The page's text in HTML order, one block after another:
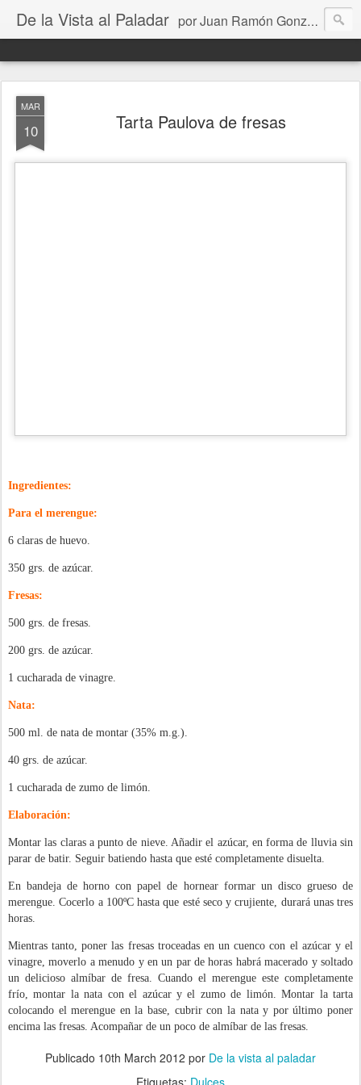
De la Vista al Paladar por Juan Ramón González
MAR
10 Tarta Paulova de fresas
Ingredientes:
Para el merengue:
6 claras de huevo.
350 grs. de azúcar.
Fresas:
500 grs. de fresas.
200 grs. de azúcar.
1 cucharada de vinagre.
Nata:
500 ml. de nata de montar (35% m.g.).
40 grs. de azúcar.
1 cucharada de zumo de limón.
Elaboración:
Montar las claras a punto de nieve. Añadir el azúcar, en forma de lluvia sin
parar de batir. Seguir batiendo hasta que esté completamente disuelta.
En bandeja de horno con papel de hornear formar un disco grueso de
merengue. Cocerlo a 100ºC hasta que esté seco y crujiente, durará unas tres
horas.
Mientras tanto, poner las fresas troceadas en un cuenco con el azúcar y el
vinagre, moverlo a menudo y en un par de horas habrá macerado y soltado
un delicioso almíbar de fresa. Cuando el merengue este completamente
frío, montar la nata con el azúcar y el zumo de limón. Montar la tarta
colocando el merengue en la base, cubrir con la nata y por último poner
encima las fresas. Acompañar de un poco de almíbar de las fresas.
Publicado 10th March 2012 por De la vista al paladar
Etiquetas: Dulces